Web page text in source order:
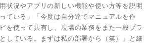
状況やアプリの新しい機能や使い方等を説明
ている」「今度は自分達でマニュアルを作
を使って共有し、現場の業務をまた一段ブラ
している。まずは私の部署から（笑）」と細